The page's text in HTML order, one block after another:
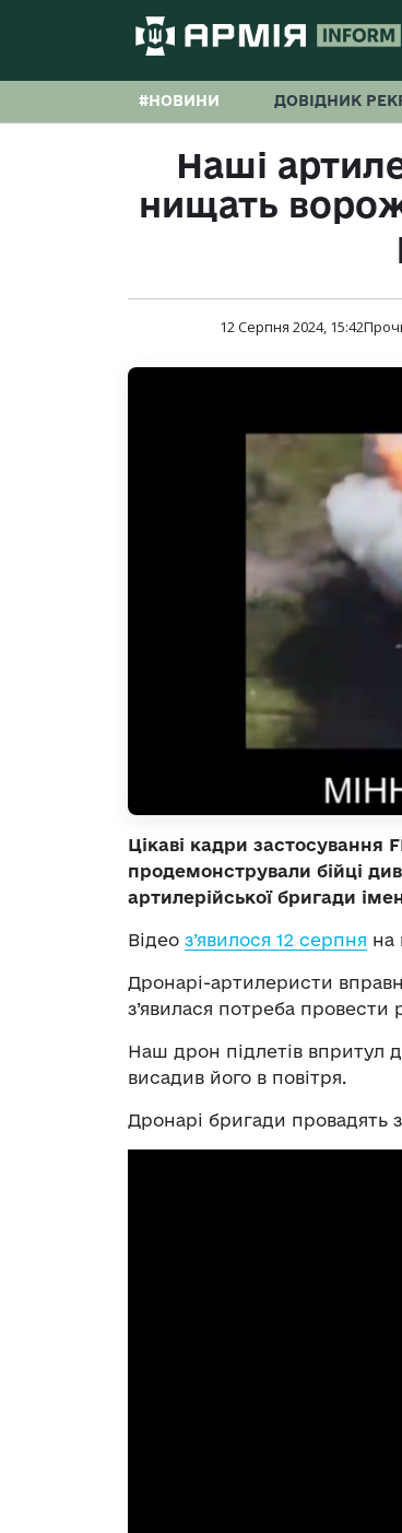
#НОВИНИ ДОВІДНИК
Наші
нищать
12 Серпня 2024, 15:42
Цікаві кадри застосування
продемонстрували бійці
артилерійської бригади
Відео з’явилося 12 серпня на
Дронарі-артилеристи
з’явилася потреба провести
Наш дрон підлетів впритул
висадив його в повітря.
Дронарі бригади провадять